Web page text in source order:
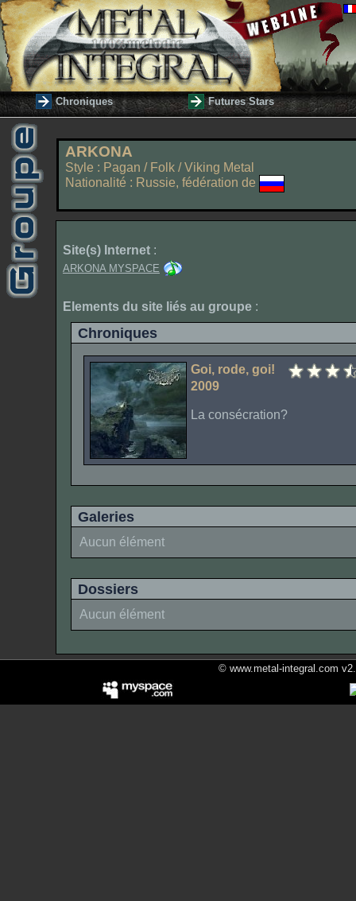
Chroniques Futures Stars
ARKONA
Style : Pagan / Folk / Viking Metal
Nationalité : Russie, fédération de
Site(s) Internet :
ARKONA MYSPACE
Elements du site liés au groupe :
Chroniques
Goi, rode, goi!
2009
La consécration?
Galeries
Aucun élément
Dossiers
Aucun élément
© www.metal-integral.com